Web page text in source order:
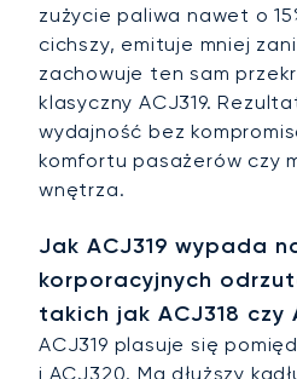
zużycie paliwa nawet o
cichszy, emituje mniej
zachowuje ten sam
klasyczny ACJ319.
wydajność bez
komfortu pasażerów czy
wnętrza.
Jak ACJ319 wypada
korporacyjnych
takich jak ACJ318 czy
ACJ319 plasuje się
i ACJ320. Ma dłuższy